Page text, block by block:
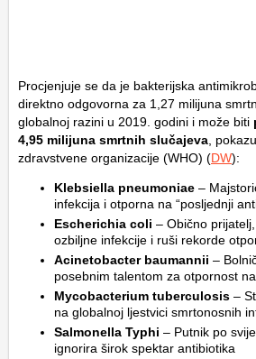
Procjenjuje se da je bakterijska
direktno odgovorna za 1,27 milijuna
globalnoj razini u 2019. godini i može biti
4,95 milijuna smrtnih slučajeva ,
zdravstvene organizacije (WHO) (DW):
Klebsiella pneumoniae –
infekcija i otporna na “posljednji
Escherichia coli – Obično
ozbiljne infekcije i ruši rekorde
Acinetobacter baumannii –
posebnim talentom za otpornost
Mycobacterium tuberculosis –
na globalnoj ljestvici smrtonosnih
Salmonella Typhi – Putnik po
ignorira širok spektar antibiotika